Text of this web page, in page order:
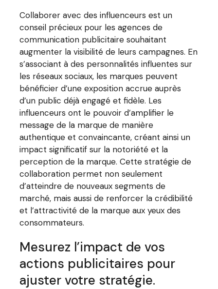
Collaborer avec des influenceurs est un
conseil précieux pour les agences de
communication publicitaire souhaitant
augmenter la visibilité de leurs campagnes. En
s’associant à des personnalités influentes sur
les réseaux sociaux, les marques peuvent
bénéficier d’une exposition accrue auprès
d’un public déjà engagé et fidèle. Les
influenceurs ont le pouvoir d’amplifier le
message de la marque de manière
authentique et convaincante, créant ainsi un
impact significatif sur la notoriété et la
perception de la marque. Cette stratégie de
collaboration permet non seulement
d’atteindre de nouveaux segments de
marché, mais aussi de renforcer la crédibilité
et l’attractivité de la marque aux yeux des
consommateurs.
Mesurez l’impact de vos
actions publicitaires pour
ajuster votre stratégie.